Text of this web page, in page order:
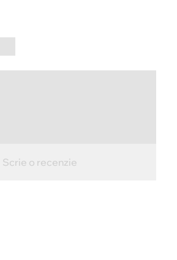
Scrie o recenzie